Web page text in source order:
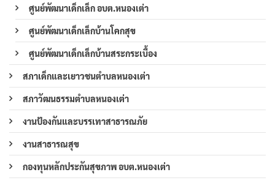
ศูนย์พัฒนาเด็กเล็ก อบต.หนองเต่า
ศูนย์พัฒนาเด็กเล็กบ้านโคกสุข
ศูนย์พัฒนาเด็กเล็กบ้านสระกระเบื้อง
สภาเด็กและเยาวชนตำบลหนองเต่า
สภาวัฒนธรรมตำบลหนองเต่า
งานป้องกันและบรรเทาสาธารณภัย
งานสาธารณสุข
กองทุนหลักประกันสุขภาพ อบต.หนองเต่า